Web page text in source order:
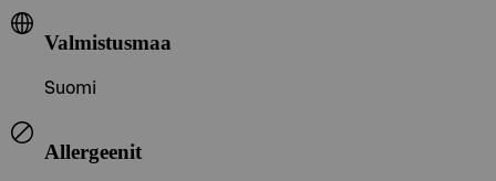
Valmistusmaa
Suomi
Allergeenit